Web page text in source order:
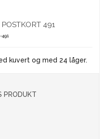
491
kuvert og med 24 låger.
PRODUKT